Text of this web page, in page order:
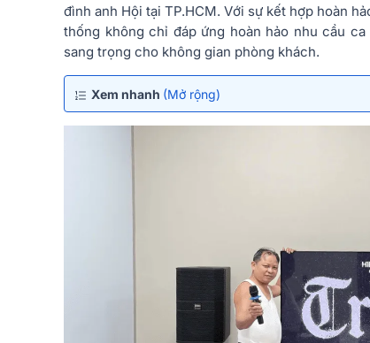
đình anh Hội tại TP.HCM. Với sự kết hợp hoàn
thống không chỉ đáp ứng hoàn hảo nhu cầu
sang trọng cho không gian phòng khách.
Xem nhanh (Mở rộng)